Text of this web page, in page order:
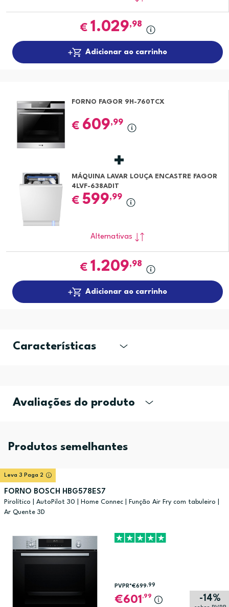
€ 1.029,98
Adicionar ao carrinho
FORNO FAGOR 9H-760TCX
€ 609,99
MÁQUINA LAVAR LOUÇA ENCASTRE FAGOR
4LVF-638ADIT
€ 599,99
Alternativas
€ 1.209,98
Adicionar ao carrinho
Características
Avaliações do produto
Produtos semelhantes
Leva 3 Paga 2
FORNO BOSCH HBG578ES7
Pirolítico | AutoPilot 30 | Home Connec | Função Air Fry com tabuleiro |
Ar Quente 3D
-14%
PVPR*€699,99
601,99